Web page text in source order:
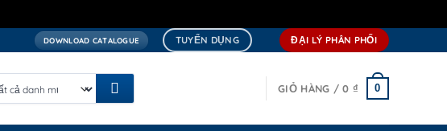
DOWNLOAD CATALOGUE TUYỂN DỤNG ĐẠI LÝ PHÂN PHỐI
GIỎ HÀNG /0 ₫ 0